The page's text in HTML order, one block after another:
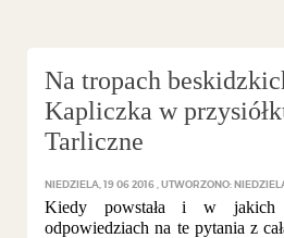
Na tropach
Kapliczka w
Tarliczne
NIEDZIELA, 19 06 2016 UTWORZONO:
Kiedy powstała i w jakich
odpowiedziach na te pytania z